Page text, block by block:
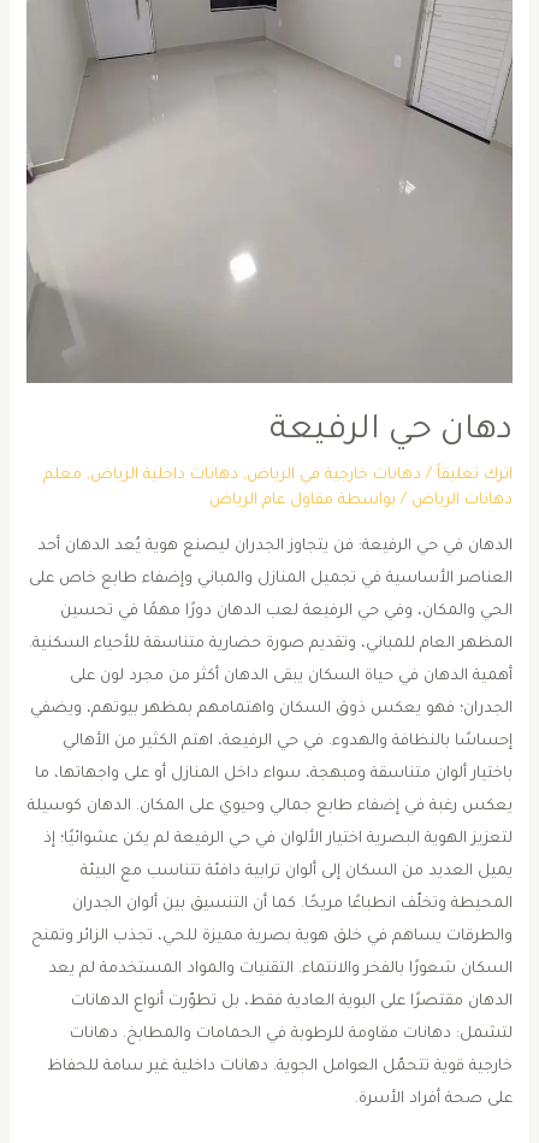
دهان حي الرفيعة
اترك تعليقاً / دهانات خارجية في الرياض, دهانات داخلية الرياض, معلم
دهانات الرياض / بواسطة مقاول عام الرياض
الدهان في حي الرفيعة: فن يتجاوز الجدران ليصنع هوية يُعد الدهان أحد
العناصر الأساسية في تجميل المنازل والمباني وإضفاء طابع خاص على
الحي والمكان، وفي حي الرفيعة لعب الدهان دورًا مهمًا في تحسين
المظهر العام للمباني، وتقديم صورة حضارية متناسقة للأحياء السكنية.
أهمية الدهان في حياة السكان يبقى الدهان أكثر من مجرد لون على
الجدران؛ فهو يعكس ذوق السكان واهتمامهم بمظهر بيوتهم، ويضفي
إحساسًا بالنظافة والهدوء. في حي الرفيعة، اهتم الكثير من الأهالي
باختيار ألوان متناسقة ومبهجة، سواء داخل المنازل أو على واجهاتها، ما
يعكس رغبة في إضفاء طابع جمالي وحيوي على المكان. الدهان كوسيلة
لتعزيز الهوية البصرية اختيار الألوان في حي الرفيعة لم يكن عشوائيًا؛ إذ
يميل العديد من السكان إلى ألوان ترابية دافئة تتناسب مع البيئة
المحيطة وتخلّف انطباعًا مريحًا. كما أن التنسيق بين ألوان الجدران
والطرقات يساهم في خلق هوية بصرية مميزة للحي، تجذب الزائر وتمنح
السكان شعورًا بالفخر والانتماء. التقنيات والمواد المستخدمة لم يعد
الدهان مقتصرًا على البوية العادية فقط، بل تطوّرت أنواع الدهانات
لتشمل: دهانات مقاومة للرطوبة في الحمامات والمطابخ. دهانات
خارجية قوية تتحمّل العوامل الجوية. دهانات داخلية غير سامة للحفاظ
على صحة أفراد الأسرة.